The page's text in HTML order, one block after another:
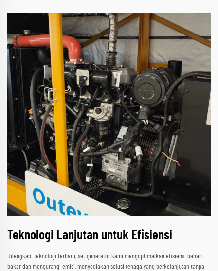
Teknologi Lanjutan untuk Efisiensi
Dilengkapi teknologi terbaru, set generator kami mengoptimalkan efisiensi bahan
bakar dan mengurangi emisi, menyediakan solusi tenaga yang berkelanjutan tanpa